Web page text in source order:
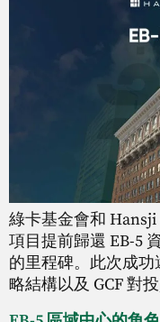
綠卡基金會和
項目提前歸還 EB-5
的里程碑。此次成
略結構以及 GCF 對